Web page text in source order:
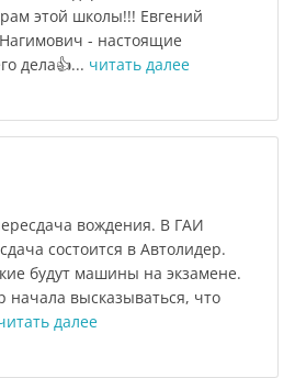
этой школы!!! Евгений
- настоящие
дела👍... читать далее
вождения. В ГАИ
состоится в Автолидер.
будут машины на экзамене.
высказываться, что
далее